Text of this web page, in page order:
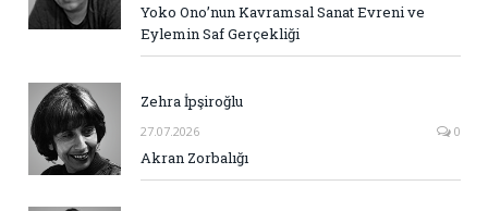
Yoko Ono’nun Kavramsal Sanat Evreni ve
Eylemin Saf Gerçekliği
Zehra İpşiroğlu
27.07.2026 0
Akran Zorbalığı